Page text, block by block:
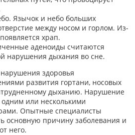
Язычок и небо больших
между носом и горлом. Из-
храп.
аденоиды считаются
нарушения дыхания во сне.
здоровья
развития гортани, носовых
дыханию. Нарушение
или несколькими
Опытные специалисты
основную причину заболевания и
него.